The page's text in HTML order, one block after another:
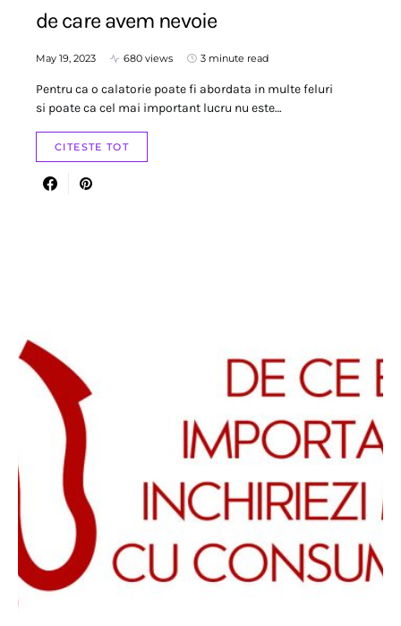
de care avem nevoie
May 19, 2023 680 views 3 minute read
Pentru ca o calatorie poate fi abordata in multe feluri
si poate ca cel mai important lucru nu este…
CITESTE TOT